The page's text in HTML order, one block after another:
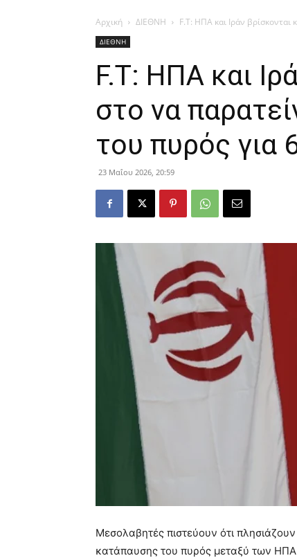
Αρχική ΔΙΕΘΝΗ F.T: ΗΠΑ και Ιράν
ΔΙΕΘΝΗ
F.T: ΗΠΑ και
στο να
του πυρός για
23 Μαΐου 2026, 20:59
Μεσολαβητές πιστεύουν ότι
κατάπαυσης του πυρός μεταξύ των ΗΠΑ